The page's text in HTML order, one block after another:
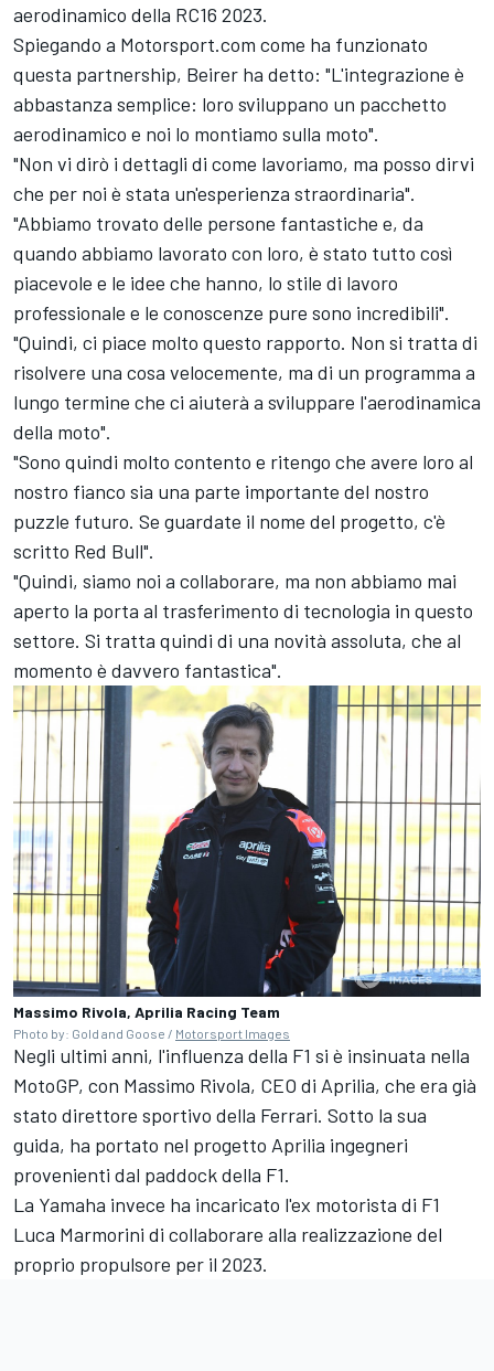
aerodinamico della RC16 2023.
Spiegando a Motorsport.com come ha funzionato
questa partnership, Beirer ha detto: "L'integrazione è
abbastanza semplice: loro sviluppano un pacchetto
aerodinamico e noi lo montiamo sulla moto".
"Non vi dirò i dettagli di come lavoriamo, ma posso dirvi
che per noi è stata un'esperienza straordinaria".
"Abbiamo trovato delle persone fantastiche e, da
quando abbiamo lavorato con loro, è stato tutto così
piacevole e le idee che hanno, lo stile di lavoro
professionale e le conoscenze pure sono incredibili".
"Quindi, ci piace molto questo rapporto. Non si tratta di
risolvere una cosa velocemente, ma di un programma a
lungo termine che ci aiuterà a sviluppare l'aerodinamica
della moto".
"Sono quindi molto contento e ritengo che avere loro al
nostro fianco sia una parte importante del nostro
puzzle futuro. Se guardate il nome del progetto, c'è
scritto Red Bull".
"Quindi, siamo noi a collaborare, ma non abbiamo mai
aperto la porta al trasferimento di tecnologia in questo
settore. Si tratta quindi di una novità assoluta, che al
momento è davvero fantastica".
Massimo Rivola, Aprilia Racing Team
Photo by: Gold and Goose / Motorsport Images
Negli ultimi anni, l'influenza della F1 si è insinuata nella
MotoGP, con Massimo Rivola, CEO di Aprilia, che era già
stato direttore sportivo della Ferrari. Sotto la sua
guida, ha portato nel progetto Aprilia ingegneri
provenienti dal paddock della F1.
La Yamaha invece ha incaricato l'ex motorista di F1
Luca Marmorini di collaborare alla realizzazione del
proprio propulsore per il 2023.